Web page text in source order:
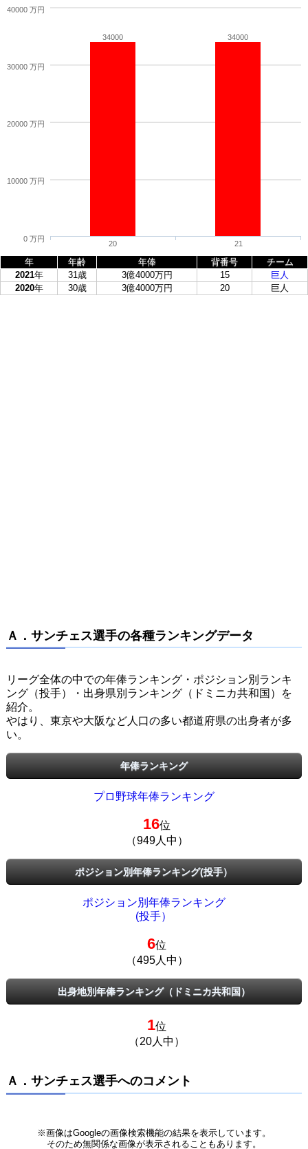
34000 34000
20 21
0 万円
10000 万円
20000 万円
30000 万円
40000 万円
年 年齢 年俸 背番号
チーム
2021年 31歳 3億4000万円 15
巨人
2020年 30歳 3億4000万円 20 巨人
Ａ．サンチェス選手の各種ランキングデータ
リーグ全体の中での年俸ランキング・ポジション別ランキ
ング（投手）・出身県別ランキング（ドミニカ共和国）を
紹介。
やはり、東京や大阪など人口の多い都道府県の出身者が多
い。
年俸ランキング
プロ野球年俸ランキング
16位
（949人中）
ポジション別年俸ランキング(投手）
ポジション別年俸ランキング
(投手）
6位
（495人中）
出身地別年俸ランキング（ドミニカ共和国）
1位
（20人中）
Ａ．サンチェス選手へのコメント
※画像はGoogleの画像検索機能の結果を表示しています。
そのため無関係な画像が表示されることもあります。